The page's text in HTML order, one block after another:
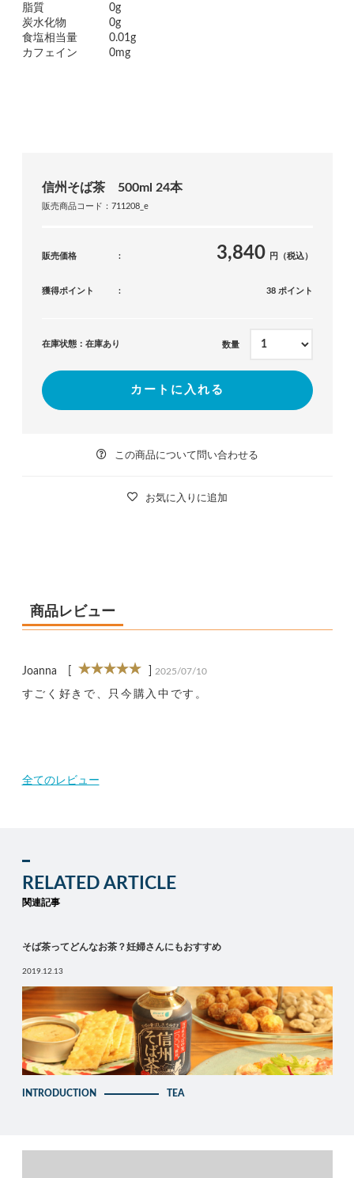
脂質
0g
炭水化物
0g
食塩相当量
0.01g
カフェイン
0mg
信州そば茶 500ml 24本
販売商品コード：711208_e
販売価格 3,840 円（税込）
獲得ポイント 38 ポイント
在庫状態：在庫あり 数量
カートに入れる
この商品について問い合わせる
お気に入りに追加
商品レビュー
Joanna 2025/07/10
すごく好きで、只今購入中です。
全てのレビュー
RELATED ARTICLE
関連記事
そば茶ってどんなお茶？妊婦さんにもおすすめ
2019.12.13
INTRODUCTION TEA